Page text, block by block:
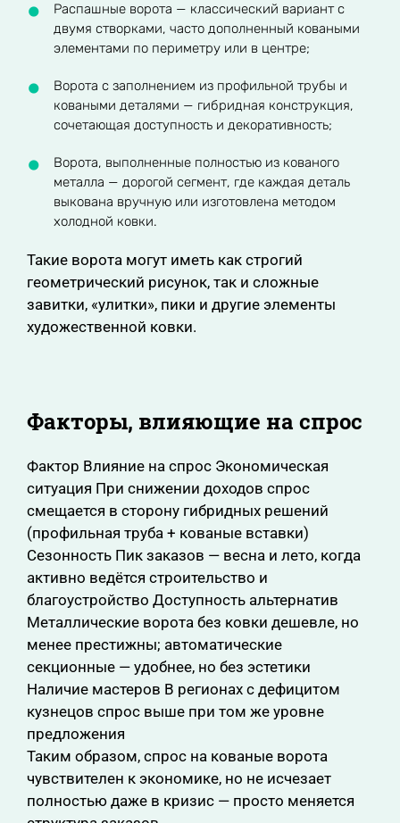
Распашные ворота — классический вариант с
двумя створками, часто дополненный коваными
элементами по периметру или в центре;
Ворота с заполнением из профильной трубы и
коваными деталями — гибридная конструкция,
сочетающая доступность и декоративность;
Ворота, выполненные полностью из кованого
металла — дорогой сегмент, где каждая деталь
выкована вручную или изготовлена методом
холодной ковки.
Такие ворота могут иметь как строгий
геометрический рисунок, так и сложные
завитки, «улитки», пики и другие элементы
художественной ковки.
Факторы, влияющие на спрос
Фактор Влияние на спрос Экономическая
ситуация При снижении доходов спрос
смещается в сторону гибридных решений
(профильная труба + кованые вставки)
Сезонность Пик заказов — весна и лето, когда
активно ведётся строительство и
благоустройство Доступность альтернатив
Металлические ворота без ковки дешевле, но
менее престижны; автоматические
секционные — удобнее, но без эстетики
Наличие мастеров В регионах с дефицитом
кузнецов спрос выше при том же уровне
предложения
Таким образом, спрос на кованые ворота
чувствителен к экономике, но не исчезает
полностью даже в кризис — просто меняется